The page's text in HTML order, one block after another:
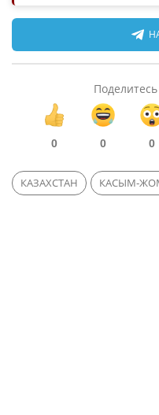
0 0 0
КАЗАХСТАН КАСЫМ-